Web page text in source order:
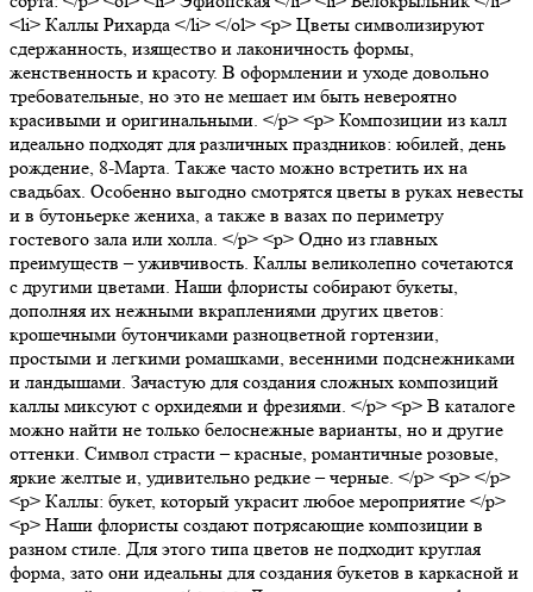
<li> Каллы Рихарда </li> </ol> <p> Цветы символизируют
сдержанность, изящество и лаконичность формы,
женственность и красоту. В оформлении и уходе довольно
требовательные, но это не мешает им быть невероятно
красивыми и оригинальными. </p> <p> Композиции из калл
идеально подходят для различных праздников: юбилей, день
рождение, 8-Марта. Также часто можно встретить их на
свадьбах. Особенно выгодно смотрятся цветы в руках невесты
и в бутоньерке жениха, а также в вазах по периметру
гостевого зала или холла. </p> <p> Одно из главных
преимуществ – уживчивость. Каллы великолепно сочетаются
с другими цветами. Наши флористы собирают букеты,
дополняя их нежными вкраплениями других цветов:
крошечными бутончиками разноцветной гортензии,
простыми и легкими ромашками, весенними подснежниками
и ландышами. Зачастую для создания сложных композиций
каллы миксуют с орхидеями и фрезиями. </p> <p> В каталоге
можно найти не только белоснежные варианты, но и другие
оттенки. Символ страсти – красные, романтичные розовые,
яркие желтые и, удивительно редкие – черные. </p> <p> </p>
<p> Каллы: букет, который украсит любое мероприятие </p>
<p> Наши флористы создают потрясающие композиции в
разном стиле. Для этого типа цветов не подходит круглая
форма, зато они идеальны для создания букетов в каркасной и